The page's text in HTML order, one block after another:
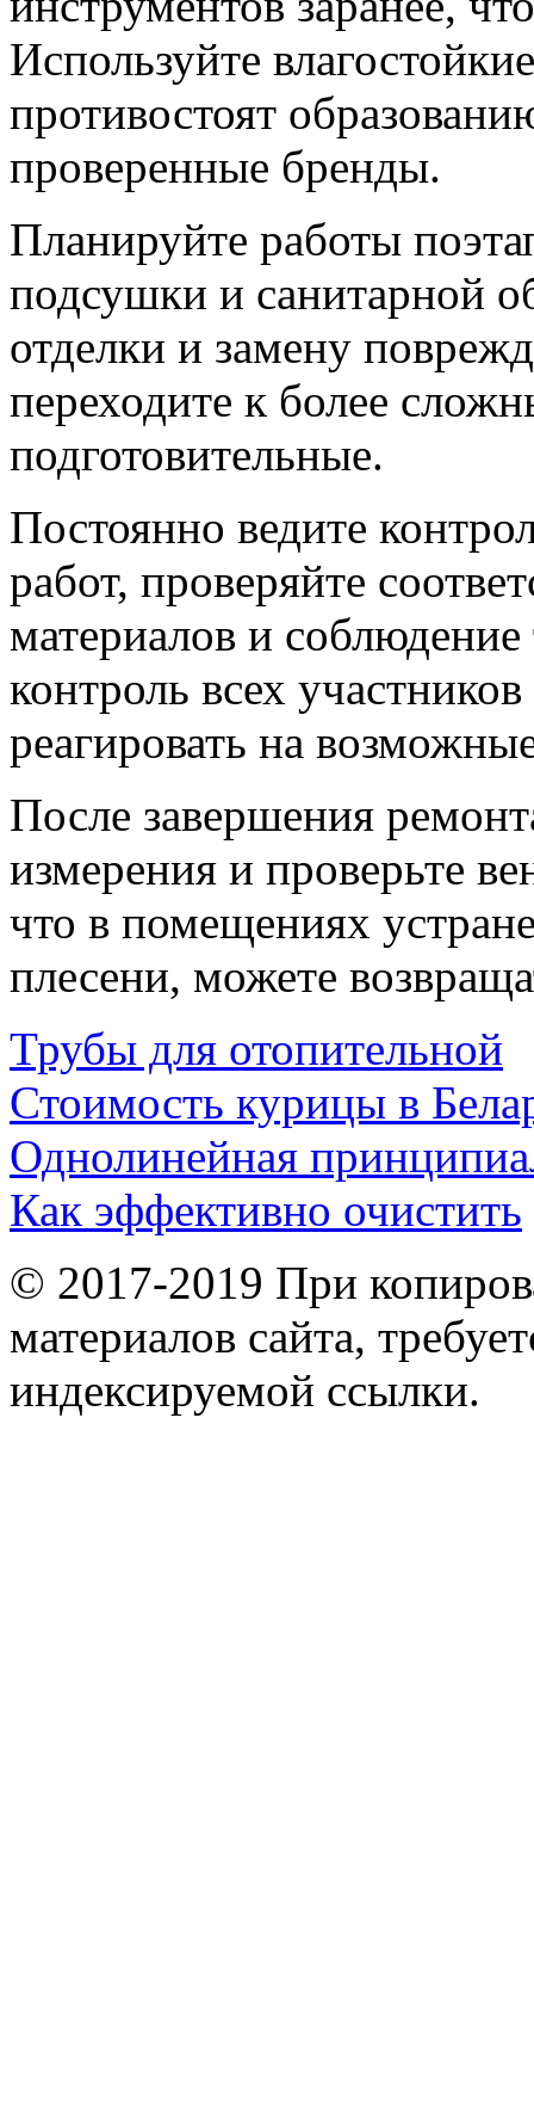
Используйте
противостоят
проверенные бренды.
Планируйте работы
подсушки и санитарной
отделки и замену
переходите к более
подготовительные.
Постоянно ведите
работ, проверяйте
материалов и
контроль всех
реагировать на
После завершения
измерения и проверьте
что в помещениях
плесени, можете
Трубы для отопительной
Стоимость курицы в
Однолинейная
Как эффективно очистить
© 2017-2019 При
материалов сайта,
индексируемой ссылки.